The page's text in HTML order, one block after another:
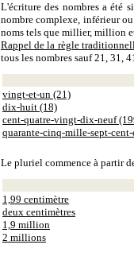
L'écriture des nombres a été
nombre complexe, inférieur
noms tels que millier, million
Rappel de la règle
tous les nombres sauf 21, 31,
vingt-et-un (21)
dix-huit (18)
cent-quatre-vingt-dix-neuf
quarante-cinq-mille-sept-
Le pluriel commence à partir
1,99 centimètre
deux centimètres
1,9 million
2 millions